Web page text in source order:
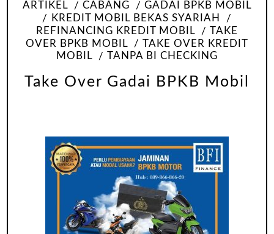
ARTIKEL CABANG
GADAI BPKB MOBIL
KREDIT MOBIL BEKAS SYARIAH
REFINANCING KREDIT MOBIL
TAKE
OVER BPKB MOBIL
TAKE OVER KREDIT
MOBIL
TANPA BI CHECKING
Take Over Gadai BPKB Mobil